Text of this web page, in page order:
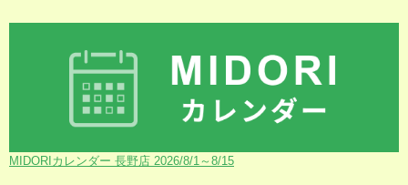
MIDORIカレンダー 長野店 2026/8/1～8/15